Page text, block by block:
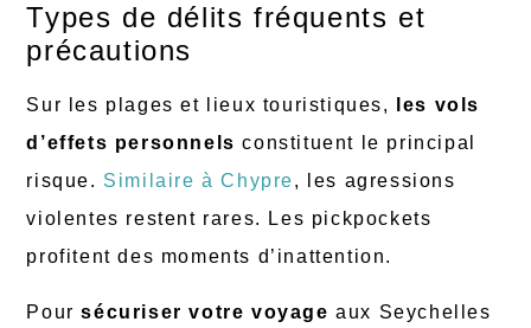
Types de délits fréquents et
précautions
Sur les plages et lieux touristiques,
les vols
d’effets personnels constituent le principal
risque. Similaire à Chypre, les agressions
violentes restent rares. Les pickpockets
profitent des moments d’inattention.
Poursécuriser votre voyage aux Seychelles